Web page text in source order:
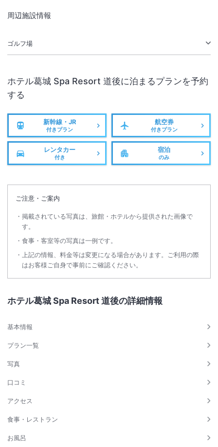
周辺施設情報
ゴルフ場
ホテル葛城 Spa Resort 道後に泊まるプランを予約
する
新幹線・JR
付きプラン
航空券
付きプラン
レンタカー
付き
宿泊
のみ
ご注意・ご案内
掲載されている写真は、旅館・ホテルから提供された画像で
す。
食事・客室等の写真は一例です。
上記の情報、料金等は変更になる場合があります。ご利用の際
はお客様ご自身で事前にご確認ください。
ホテル葛城 Spa Resort 道後の詳細情報
基本情報
プラン一覧
写真
口コミ
アクセス
食事・レストラン
お風呂